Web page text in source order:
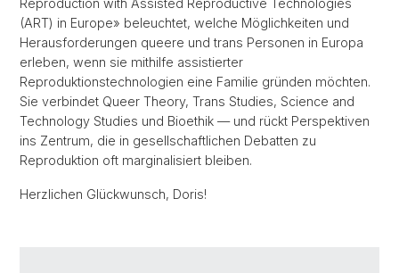
Reproduction with Assisted Reproductive Technologies
(ART) in Europe» beleuchtet, welche Möglichkeiten und
Herausforderungen queere und trans Personen in Europa
erleben, wenn sie mithilfe assistierter
Reproduktionstechnologien eine Familie gründen möchten.
Sie verbindet Queer Theory, Trans Studies, Science and
Technology Studies und Bioethik — und rückt Perspektiven
ins Zentrum, die in gesellschaftlichen Debatten zu
Reproduktion oft marginalisiert bleiben.
Herzlichen Glückwunsch, Doris!